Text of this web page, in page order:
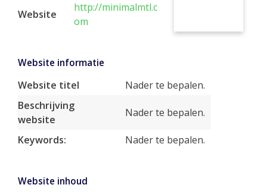
Website
http://minimalmtl.c
om
Website informatie
Website titel
Nader te bepalen.
Beschrijving
website
Nader te bepalen.
Keywords: Nader te bepalen.
Website inhoud